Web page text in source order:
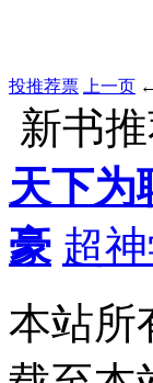
投推荐票 上一页 ←
新书推
天下为
豪 超
本站所